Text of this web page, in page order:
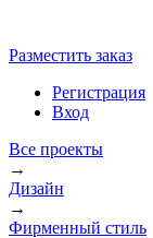
Разместить заказ
Регистрация
Вход
Все проекты
→
Дизайн
→
Фирменный стиль